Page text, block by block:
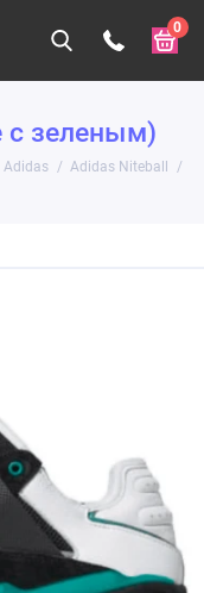
0
с зеленым)
Adidas
Adidas Niteball